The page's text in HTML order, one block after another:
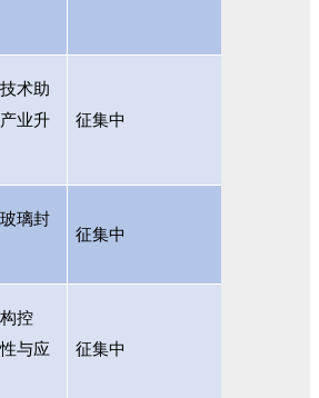
术助
业升
征集中
璃封
征集中
控
与应
征集中